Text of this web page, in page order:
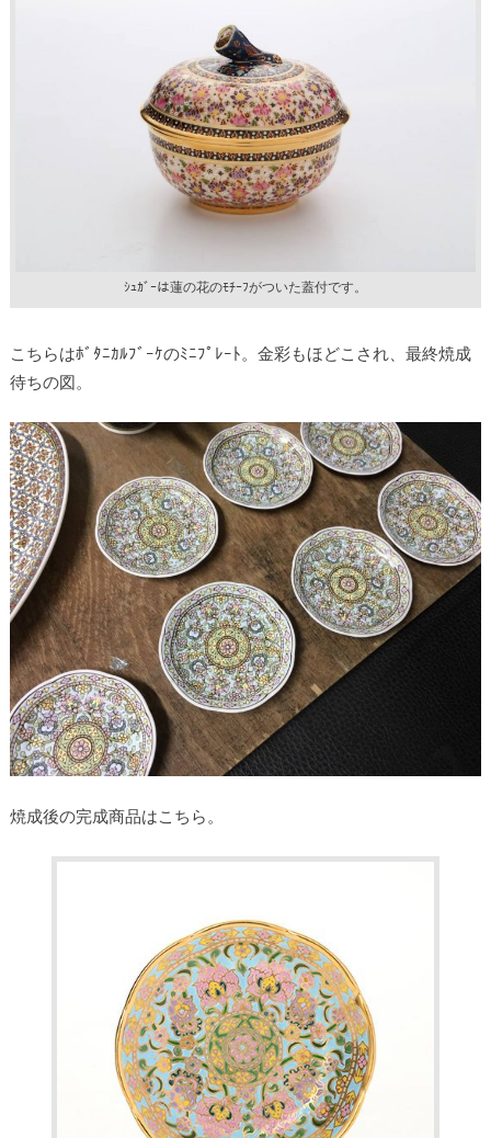
ｼｭｶﾞｰは蓮の花のﾓﾁｰﾌがついた蓋付です。
こちらはﾎﾞﾀﾆｶﾙﾌﾞｰｹのﾐﾆﾌﾟﾚｰﾄ。金彩もほどこされ、最終焼成
待ちの図。
焼成後の完成商品はこちら。